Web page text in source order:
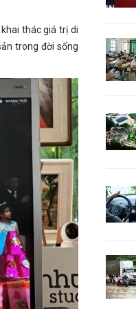
thác giá trị di
trong đời sống